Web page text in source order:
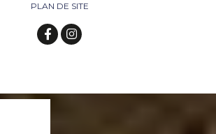
PLAN DE SITE